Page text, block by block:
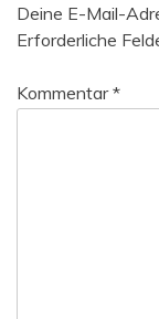
Deine E-Mail-
Erforderliche
Kommentar*